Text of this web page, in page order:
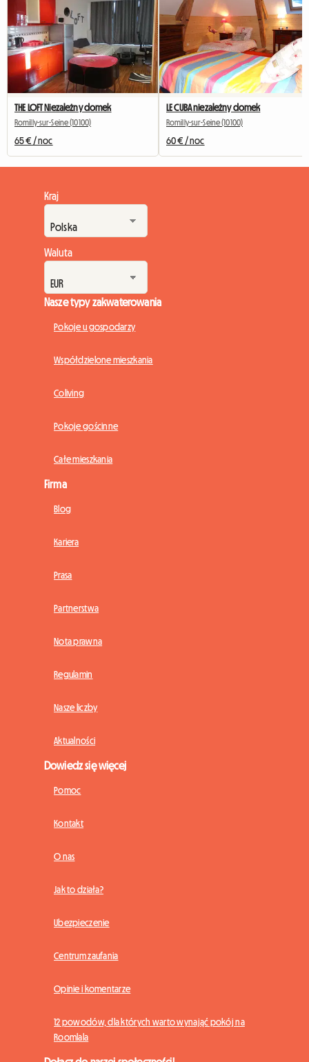
THE LOFT Niezależny domek
Romilly-sur-Seine (10100)
65 € / noc
LE CUBA niezależny domek
Romilly-sur-Seine (10100)
60 € / noc
Kraj
Waluta
Nasze typy zakwaterowania
Pokoje u gospodarzy
Współdzielone mieszkania
Coliving
Pokoje gościnne
Całe mieszkania
Firma
Blog
Kariera
Prasa
Partnerstwa
Nota prawna
Regulamin
Nasze liczby
Aktualności
Dowiedz się więcej
Pomoc
Kontakt
O nas
Jak to działa?
Ubezpieczenie
Centrum zaufania
Opinie i komentarze
12 powodów, dla których warto wynająć pokój na
Roomlala